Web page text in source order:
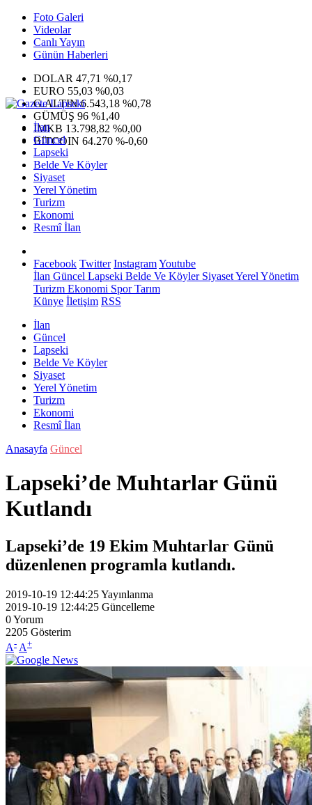
Foto Galeri
Videolar
Canlı Yayın
Günün Haberleri
DOLAR 47,71 %0,17
EURO 55,03 %0,03
G.ALTIN6.543,18 %0,78
GÜMÜŞ 96 %1,40
IMKB 13.798,82 %0,00
BITCOIN 64.270 %-0,60
İlan
Güncel
Lapseki
Belde Ve Köyler
Siyaset
Yerel Yönetim
Turizm
Ekonomi
Resmî İlan
Facebook Twitter InstagramYoutube
İlan Güncel Lapseki Belde Ve KöylerSiyasetYerel Yönetim
Turizm Ekonomi SporTarım
Künye İletişim RSS
İlan
Güncel
Lapseki
Belde Ve Köyler
Siyaset
Yerel Yönetim
Turizm
Ekonomi
Resmî İlan
Anasayfa Güncel
Lapseki’de Muhtarlar Günü
Kutlandı
Lapseki’de 19 Ekim Muhtarlar Günü
düzenlenen programla kutlandı.
2019-10-19 12:44:25Yayınlanma
2019-10-19 12:44:25 Güncelleme
0Yorum
2205 Gösterim
A- A+